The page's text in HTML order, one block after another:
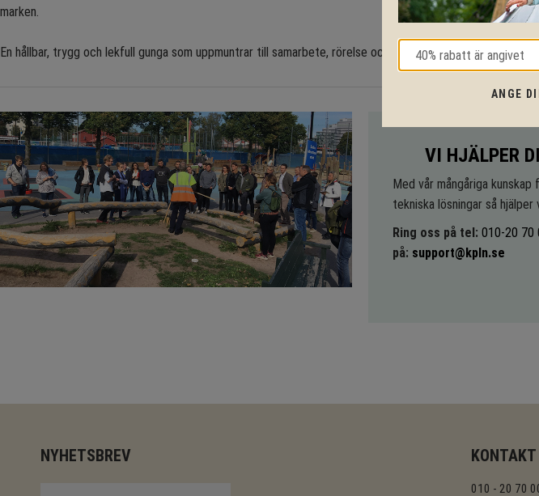
marken.
En hållbar, trygg och lekfull gunga som uppmuntrar till samarbete, rörelse och glädje på lekplatsen! 🌈
VI HJÄLPER
Med vår mångåriga
tekniska lösningar så
Ring oss på tel: 010-20 70
på: support@kpln.se
NYHETSBREV KONTAKT
010 - 20 70
ANGE